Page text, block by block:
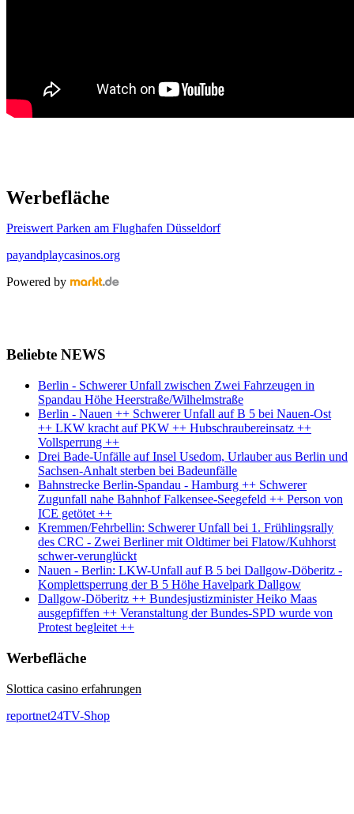
Werbefläche
Preiswert Parken am Flughafen Düsseldorf
payandplaycasinos.org
Powered by
Beliebte NEWS
Berlin - Schwerer Unfall zwischen Zwei Fahrzeugen in
Spandau Höhe Heerstraße/Wilhelmstraße
Berlin - Nauen ++ Schwerer Unfall auf B 5 bei Nauen-Ost
++ LKW kracht auf PKW ++ Hubschraubereinsatz ++
Vollsperrung ++
Drei Bade-Unfälle auf Insel Usedom, Urlauber aus Berlin und
Sachsen-Anhalt sterben bei Badeunfälle
Bahnstrecke Berlin-Spandau - Hamburg ++ Schwerer
Zugunfall nahe Bahnhof Falkensee-Seegefeld ++ Person von
ICE getötet ++
Kremmen/Fehrbellin: Schwerer Unfall bei 1. Frühlingsrally
des CRC - Zwei Berliner mit Oldtimer bei Flatow/Kuhhorst
schwer-verunglückt
Nauen - Berlin: LKW-Unfall auf B 5 bei Dallgow-Döberitz -
Komplettsperrung der B 5 Höhe Havelpark Dallgow
Dallgow-Döberitz ++ Bundesjustizminister Heiko Maas
ausgepfiffen ++ Veranstaltung der Bundes-SPD wurde von
Protest begleitet ++
Werbefläche
Slottica casino erfahrungen
reportnet24TV-Shop